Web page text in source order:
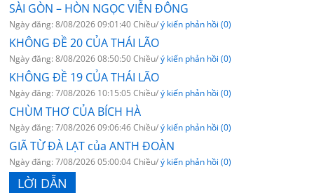
SÀI GÒN – HÒN NGỌC VIỄN ĐÔNG
Ngày đăng: 8/08/2026 09:01:40 Chiều/ý kiến phản hồi (0)
KHÔNG ĐỀ 20 CỦA THÁI LÃO
Ngày đăng: 8/08/2026 08:50:50 Chiều/ý kiến phản hồi (0)
KHÔNG ĐỀ 19 CỦA THÁI LÃO
Ngày đăng: 7/08/2026 10:15:05 Chiều/ý kiến phản hồi (0)
CHÙM THƠ CỦA BÍCH HÀ
Ngày đăng: 7/08/2026 09:06:46 Chiều/ý kiến phản hồi (0)
GIÃ TỪ ĐÀ LẠT của ANTH ĐOÀN
Ngày đăng: 7/08/2026 05:00:04 Chiều/ý kiến phản hồi (0)
LỜI DẪN